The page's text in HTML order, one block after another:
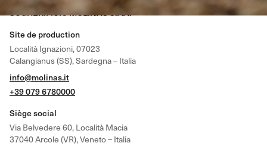
SUGHERIFICIO MOLINAS S.P.A.
Site de production
Località Ignazioni, 07023
Calangianus (SS), Sardegna – Italia
info@molinas.it
+39 079 6780000
Siège social
Via Belvedere 60, Località Macia
37040 Arcole (VR), Veneto – Italia